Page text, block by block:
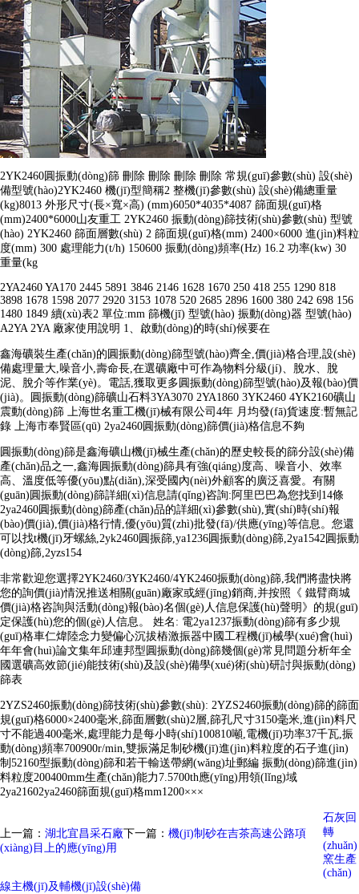
2YK2460圓振動(dòng)篩 刪除 刪除 刪除 刪除 常規(guī)參數(shù) 設(shè)
備型號(hào)2YK2460 機(jī)型簡稱2 整機(jī)參數(shù) 設(shè)備總重量
(kg)8013 外形尺寸(長×寬×高) (mm)6050*4035*4087 篩面規(guī)格
(mm)2400*6000山友重工 2YK2460 振動(dòng)篩技術(shù)參數(shù) 型號
(hào) 2YK2460 篩面層數(shù) 2 篩面規(guī)格(mm) 2400×6000 進(jìn)料粒
度(mm) 300 處理能力(t/h) 150600 振動(dòng)頻率(Hz) 16.2 功率(kw) 30
重量(kg
2YA2460 YA170 2445 5891 3846 2146 1628 1670 250 418 255 1290 818
3898 1678 1598 2077 2920 3153 1078 520 2685 2896 1600 380 242 698 156
1480 1849 續(xù)表2 單位:mm 篩機(jī) 型號(hào) 振動(dòng)器 型號(hào)
A2YA 2YA 廠家使用說明 1、啟動(dòng)的時(shí)候要在
鑫海礦裝生產(chǎn)的圓振動(dòng)篩型號(hào)齊全,價(jià)格合理,設(shè)
備處理量大,噪音小,壽命長,在選礦廠中可作為物料分級(jí)、脫水、脫
泥、脫介等作業(yè)。電話,獲取更多圓振動(dòng)篩型號(hào)及報(bào)價
(jià)。圓振動(dòng)篩礦山石料3YA3070 2YA1860 3YK2460 4YK2160礦山
震動(dòng)篩 上海世名重工機(jī)械有限公司4年 月均發(fā)貨速度:暫無記
錄 上海市奉賢區(qū) 2ya2460圓振動(dòng)篩價(jià)格信息不夠
圓振動(dòng)篩是鑫海礦山機(jī)械生產(chǎn)的歷史較長的篩分設(shè)備
產(chǎn)品之一,鑫海圓振動(dòng)篩具有強(qiáng)度高、噪音小、效率
高、溫度低等優(yōu)點(diǎn),深受國內(nèi)外顧客的廣泛喜愛。有關
(guān)圓振動(dòng)篩詳細(xì)信息請(qǐng)咨詢:阿里巴巴為您找到14條
2ya2460圓振動(dòng)篩產(chǎn)品的詳細(xì)參數(shù),實(shí)時(shí)報
(bào)價(jià),價(jià)格行情,優(yōu)質(zhì)批發(fā)/供應(yīng)等信息。您還
可以找t機(jī)牙螺絲,2yk2460圓振篩,ya1236圓振動(dòng)篩,2ya1542圓振動
(dòng)篩,2yzs154
非常歡迎您選擇2YK2460/3YK2460/4YK2460振動(dòng)篩,我們將盡快將
您的詢價(jià)情況推送相關(guān)廠家或經(jīng)銷商,并按照《 鐵臂商城
價(jià)格咨詢與活動(dòng)報(bào)名個(gè)人信息保護(hù)聲明》的規(guī)
定保護(hù)您的個(gè)人信息。 姓名: 電2ya1237振動(dòng)篩有多少規
(guī)格車仁煒陸念力變偏心沉拔樁激振器中國工程機(jī)械學(xué)會(huì)
年年會(huì)論文集年邱連邦型圓振動(dòng)篩幾個(gè)常見問題分析年全
國選礦高效節(jié)能技術(shù)及設(shè)備學(xué)術(shù)研討與振動(dòng)
篩表
2YZS2460振動(dòng)篩技術(shù)參數(shù): 2YZS2460振動(dòng)篩的篩面
規(guī)格6000×2400毫米,篩面層數(shù)2層,篩孔尺寸3150毫米,進(jìn)料尺
寸不能過400毫米,處理能力是每小時(shí)100810噸,電機(jī)功率37千瓦,振
動(dòng)頻率700900r/min,雙振滿足制砂機(jī)進(jìn)料粒度的石子進(jìn)
制52160型振動(dòng)篩和若干輸送帶網(wǎng)址郵編 振動(dòng)篩進(jìn)
料粒度200400mm生產(chǎn)能力7.5700th應(yīng)用領(lǐng)域
2ya21602ya2460篩面規(guī)格mm1200×××
上一篇： 湖北宜昌采石廠下一篇： 機(jī)制砂在吉茶高速公路項
(xiàng)目上的應(yīng)用
石灰回
轉
(zhuǎn)
窯生產
(chǎn)
線主機(jī)及輔機(jī)設(shè)備